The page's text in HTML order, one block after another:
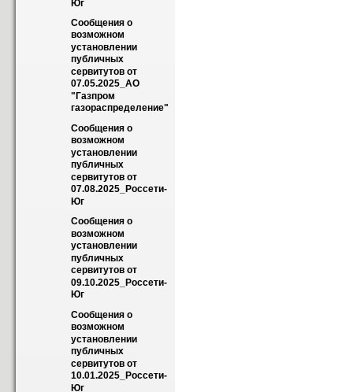
Юг
Сообщения о
возможном
установлении
публичных
сервитутов от
07.05.2025_АО
"Газпром
газораспределение"
Сообщения о
возможном
установлении
публичных
сервитутов от
07.08.2025_Россети-
Юг
Сообщения о
возможном
установлении
публичных
сервитутов от
09.10.2025_Россети-
Юг
Сообщения о
возможном
установлении
публичных
сервитутов от
10.01.2025_Россети-
Юг